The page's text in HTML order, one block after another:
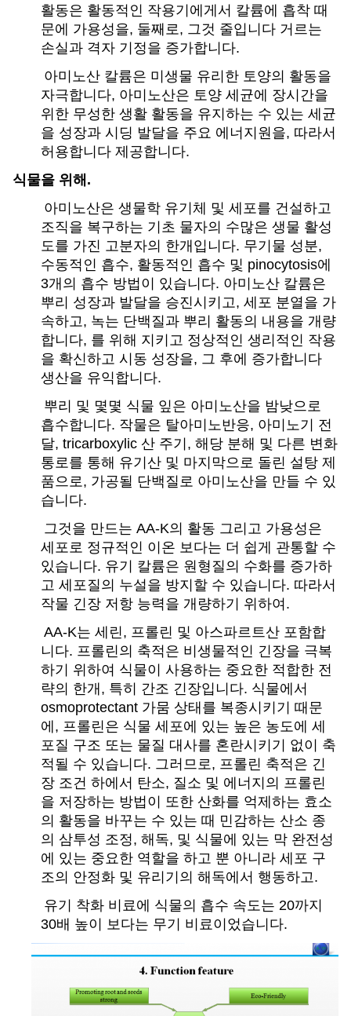
활동은 활동적인 작용기에게서 칼륨에 흡착 때
문에 가용성을, 둘째로, 그것 줄입니다 거르는
손실과 격자 기정을 증가합니다.
아미노산 칼륨은 미생물 유리한 토양의 활동을
자극합니다, 아미노산은 토양 세균에 장시간을
위한 무성한 생활 활동을 유지하는 수 있는 세균
을 성장과 시딩 발달을 주요 에너지원을, 따라서
허용합니다 제공합니다.
식물을 위해.
아미노산은 생물학 유기체 및 세포를 건설하고
조직을 복구하는 기초 물자의 수많은 생물 활성
도를 가진 고분자의 한개입니다. 무기물 성분,
수동적인 흡수, 활동적인 흡수 및 pinocytosis에
3개의 흡수 방법이 있습니다. 아미노산 칼륨은
뿌리 성장과 발달을 승진시키고, 세포 분열을 가
속하고, 녹는 단백질과 뿌리 활동의 내용을 개량
합니다, 를 위해 지키고 정상적인 생리적인 작용
을 확신하고 시동 성장을, 그 후에 증가합니다
생산을 유익합니다.
뿌리 및 몇몇 식물 잎은 아미노산을 밤낮으로
흡수합니다. 작물은 탈아미노반응, 아미노기 전
달, tricarboxylic 산 주기, 해당 분해 및 다른 변화
통로를 통해 유기산 및 마지막으로 돌린 설탕 제
품으로, 가공될 단백질로 아미노산을 만들 수 있
습니다.
그것을 만드는 AA-K의 활동 그리고 가용성은
세포로 정규적인 이온 보다는 더 쉽게 관통할 수
있습니다. 유기 칼륨은 원형질의 수화를 증가하
고 세포질의 누설을 방지할 수 있습니다. 따라서
작물 긴장 저항 능력을 개량하기 위하여.
AA-K는 세린, 프롤린 및 아스파르트산 포함합
니다. 프롤린의 축적은 비생물적인 긴장을 극복
하기 위하여 식물이 사용하는 중요한 적합한 전
략의 한개, 특히 간조 긴장입니다. 식물에서
osmoprotectant 가뭄 상태를 복종시키기 때문
에, 프롤린은 식물 세포에 있는 높은 농도에 세
포질 구조 또는 물질 대사를 혼란시키기 없이 축
적될 수 있습니다. 그러므로, 프롤린 축적은 긴
장 조건 하에서 탄소, 질소 및 에너지의 프롤린
을 저장하는 방법이 또한 산화를 억제하는 효소
의 활동을 바꾸는 수 있는 때 민감하는 산소 종
의 삼투성 조정, 해독, 및 식물에 있는 막 완전성
에 있는 중요한 역할을 하고 뿐 아니라 세포 구
조의 안정화 및 유리기의 해독에서 행동하고.
유기 착화 비료에 식물의 흡수 속도는 20까지
30배 높이 보다는 무기 비료이었습니다.